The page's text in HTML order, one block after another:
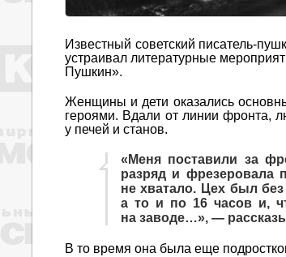
Известный советский писатель-
устраивал литературные
Пушкин».
Женщины и дети оказались
героями. Вдали от линии фронта,
у печей и станов.
«Меня поставили за
разряд и фрезеровала
не хватало. Цех был
а то и по 16 часов и,
на заводе…», —
В то время она была еще